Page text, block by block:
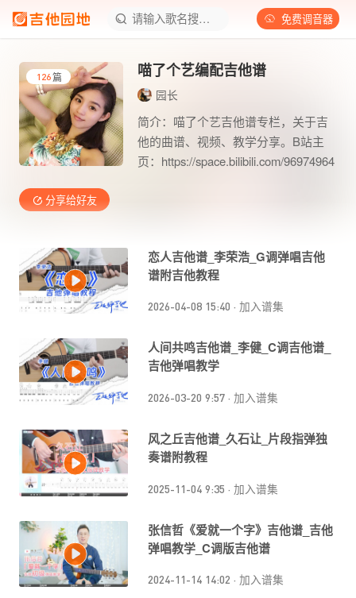
免费调音器
请输入歌名搜索曲谱
126篇 喵了个艺编配吉他谱
园长
简介：喵了个艺吉他谱专栏，关于吉
他的曲谱、视频、教学分享。B站主
页：https://space.bilibili.com/96974964
分享给好友
恋人吉他谱_李荣浩_G调弹唱吉他
谱附吉他教程
2026-04-08 15:40 · 加入谱集
人间共鸣吉他谱_李健_C调吉他谱_
吉他弹唱教学
2026-03-20 9:57 · 加入谱集
风之丘吉他谱_久石让_片段指弹独
奏谱附教程
2025-11-04 9:35 · 加入谱集
张信哲《爱就一个字》吉他谱_吉他
弹唱教学_C调版吉他谱
2024-11-14 14:02 · 加入谱集